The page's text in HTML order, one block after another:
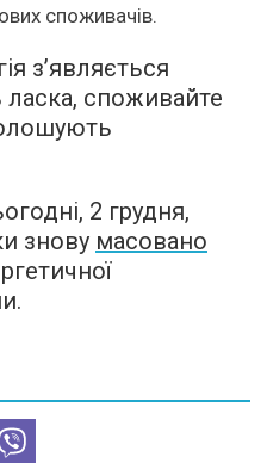
споживачів.
з’являється
ласка, споживайте
2 грудня,
знову масовано